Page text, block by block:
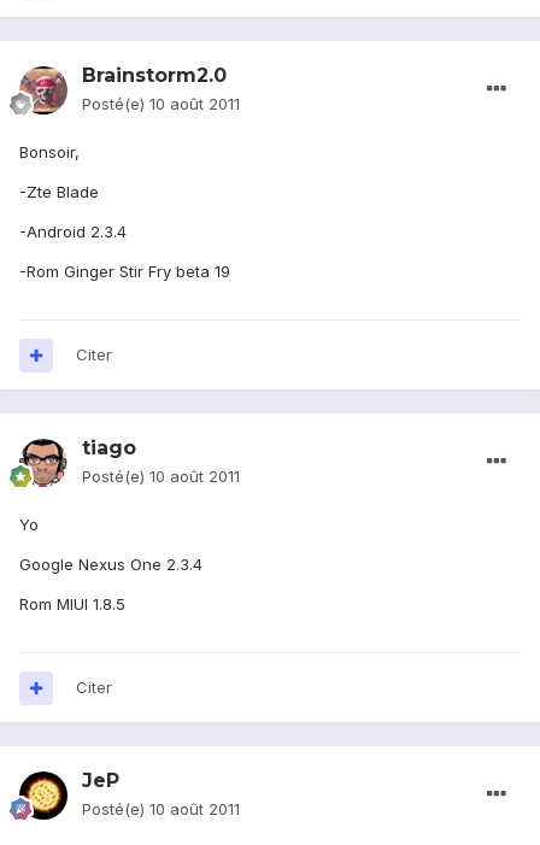
Brainstorm2.0
Posté(e) 10 août 2011
Bonsoir,
-Zte Blade
-Android 2.3.4
-Rom Ginger Stir Fry beta 19
Citer
tiago
Posté(e) 10 août 2011
Yo
Google Nexus One 2.3.4
Rom MIUI 1.8.5
Citer
JeP
Posté(e) 10 août 2011